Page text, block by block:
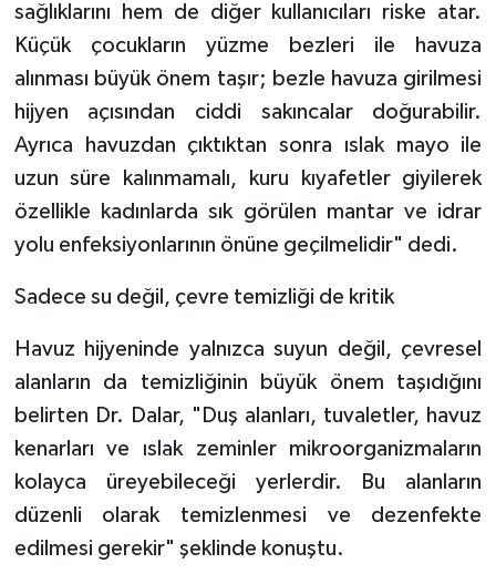
sağlıklarını hem de diğer kullanıcıları riske atar.
Küçük çocukların yüzme bezleri ile havuza
alınması büyük önem taşır; bezle havuza girilmesi
hijyen açısından ciddi sakıncalar doğurabilir.
Ayrıca havuzdan çıktıktan sonra ıslak mayo ile
uzun süre kalınmamalı, kuru kıyafetler giyilerek
özellikle kadınlarda sık görülen mantar ve idrar
yolu enfeksiyonlarının önüne geçilmelidir" dedi.
Sadece su değil, çevre temizliği de kritik
Havuz hijyeninde yalnızca suyun değil, çevresel
alanların da temizliğinin büyük önem taşıdığını
belirten Dr. Dalar, "Duş alanları, tuvaletler, havuz
kenarları ve ıslak zeminler mikroorganizmaların
kolayca üreyebileceği yerlerdir. Bu alanların
düzenli olarak temizlenmesi ve dezenfekte
edilmesi gerekir" şeklinde konuştu.